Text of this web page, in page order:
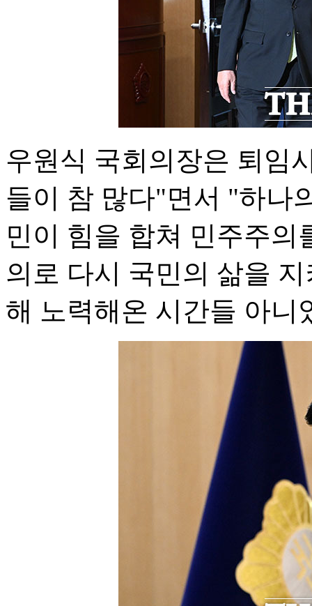
우원식 국회의장은 퇴임
들이 참 많다"면서 "하나
민이 힘을 합쳐 민주주
의로 다시 국민의 삶을
해 노력해온 시간들 아니